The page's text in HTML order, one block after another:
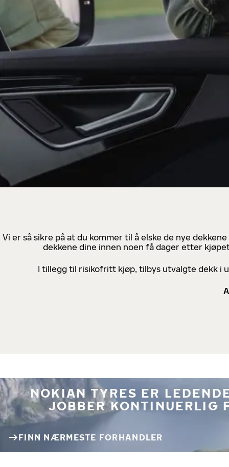
Vi er så sikre på at du kommer til å elske de nye
dekkene dine innen noen få dager etter
I tillegg til risikofritt kjøp, tilbys utvalgte dekk i
NOKIAN TYRES ER
JOBBER KONTINUERLIG
FINN NÆRMESTE FORHANDLER